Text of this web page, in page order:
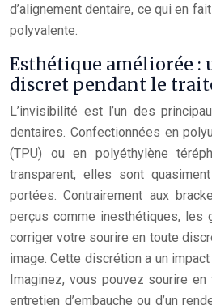
d’alignement dentaire, ce qui en
polyvalente.
Esthétique améliorée :
discret pendant le
L’invisibilité est l’un des
dentaires. Confectionnées en
(TPU) ou en polyéthylène
transparent, elles sont
portées. Contrairement aux
perçus comme inesthétiques, les
corriger votre sourire en toute
image. Cette discrétion a un
Imaginez, vous pouvez sourire en
entretien d’embauche ou d’un